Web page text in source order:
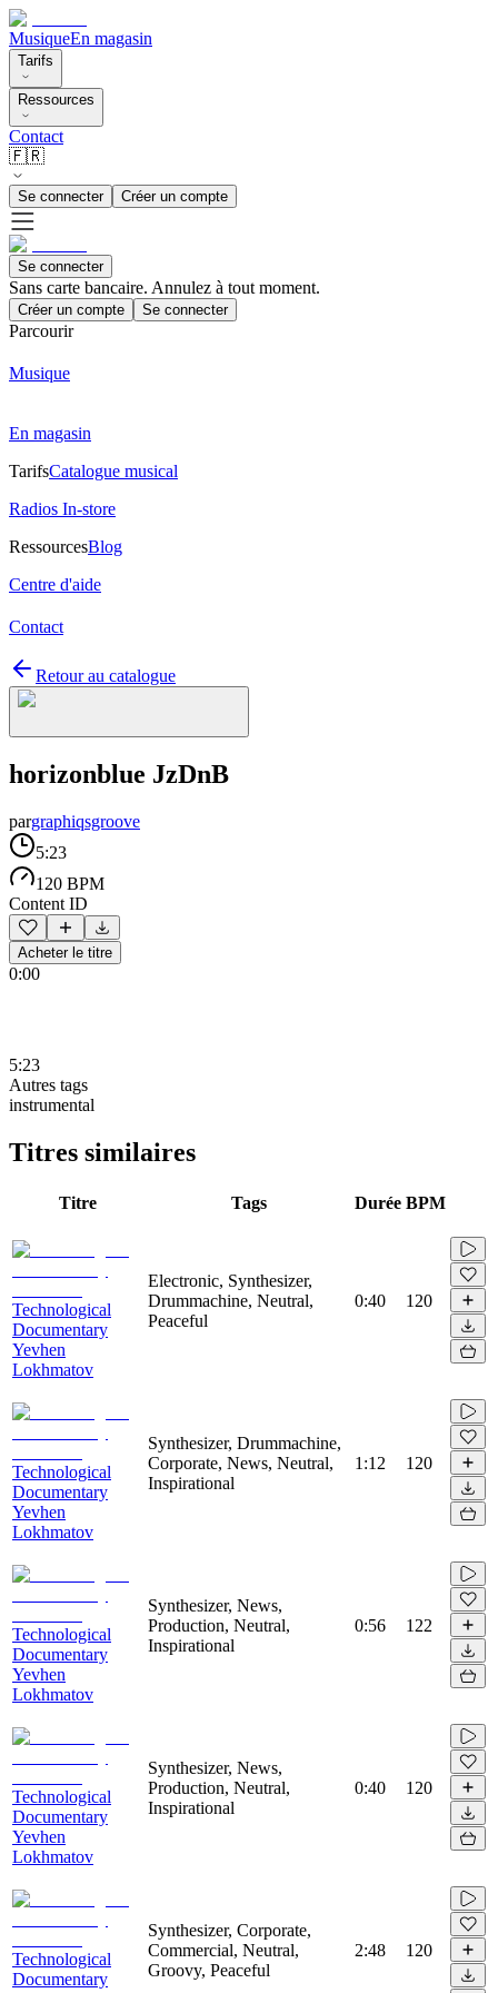
MusiqueEn magasin
Tarifs
Ressources
Contact
🇫🇷
Se connecter Créer un compte
Se connecter
Sans carte bancaire. Annulez à tout moment.
Créer un compte Se connecter
Parcourir
Musique
En magasin
TarifsCatalogue musical
Radios In-store
RessourcesBlog
Centre d'aide
Contact
Retour au catalogue
horizonblue JzDnB
pargraphiqsgroove
5:23
120 BPM
Content ID
Acheter le titre
0:00
5:23
Autres tags
instrumental
Titres similaires
Titre Tags Durée BPM
Technological
Documentary
Yevhen
Lokhmatov
Electronic, Synthesizer,
Drummachine, Neutral,
Peaceful
0:40 120
Technological
Documentary
Yevhen
Lokhmatov
Synthesizer, Drummachine,
Corporate, News, Neutral,
Inspirational
1:12 120
Technological
Documentary
Yevhen
Lokhmatov
Synthesizer, News,
Production, Neutral,
Inspirational
0:56 122
Technological
Documentary
Yevhen
Lokhmatov
Synthesizer, News,
Production, Neutral,
Inspirational
0:40 120
Technological
Documentary
Synthesizer, Corporate,
Commercial, Neutral,
Groovy, Peaceful
2:48 120